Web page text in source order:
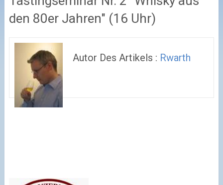
den 80er Jahren" (16 Uhr)
Autor Des Artikels : Rwarth